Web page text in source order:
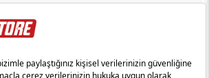
halde siteye girerseniz ve mesafeli satış
alan hükümlere ters düşerseniz, yaşla ilgili